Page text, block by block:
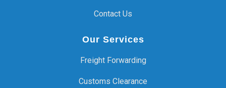
Contact Us
Our Services
Freight Forwarding
Customs Clearance